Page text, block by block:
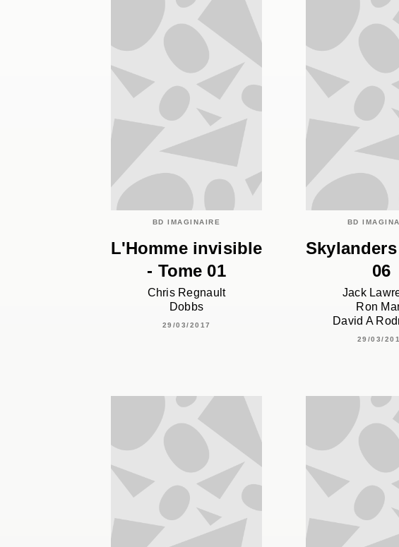
BD IMAGINAIRE
L'Homme invisible
- Tome 01
Chris Regnault
Dobbs
29/03/2017
BD
06
Jack
Ron
David A
29/03/